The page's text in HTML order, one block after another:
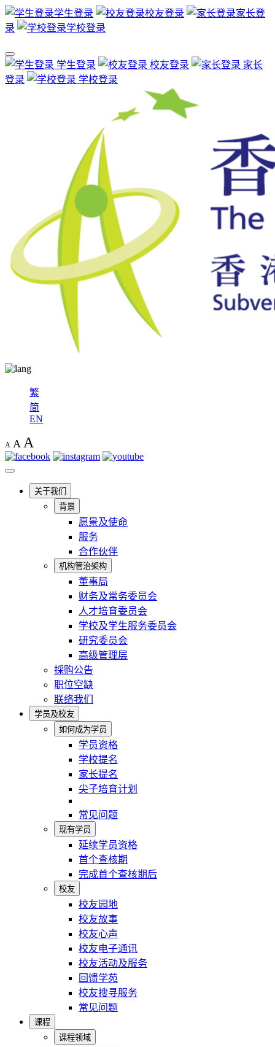
学生登录 校友登录
家长登
录
学校登录
学生登录 校友登录
家长
登录
学校登录
繁
简
EN
A A A
关于我们
背景
愿景及使命
服务
合作伙伴
机构管治架构
董事局
财务及常务委员会
人才培育委员会
学校及学生服务委员会
研究委员会
高级管理层
採购公告
职位空缺
联络我们
学员及校友
如何成为学员
学员资格
学校提名
家长提名
尖子培育计划
常见问题
现有学员
延续学员资格
首个查核期
完成首个查核期后
校友
校友园地
校友故事
校友心声
校友电子通讯
校友活动及服务
回馈学苑
校友搜寻服务
常见问题
课程
课程领域